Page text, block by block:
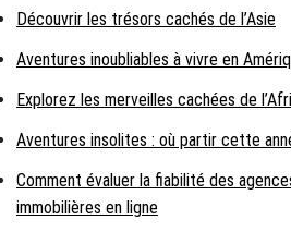
Découvrir les trésors cachés de l’Asie
Aventures inoubliables à vivre en
Explorez les merveilles cachées de
Aventures insolites : où partir cette
Comment évaluer la fiabilité des
immobilières en ligne